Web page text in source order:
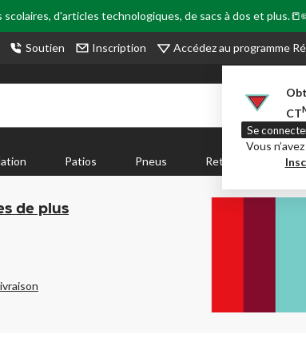
d'articles technologiques, de sacs à dos et
Soutien Inscription Accédez au programme
CT
Se
Vous
Patios Pneus Retour en Classe
de plus